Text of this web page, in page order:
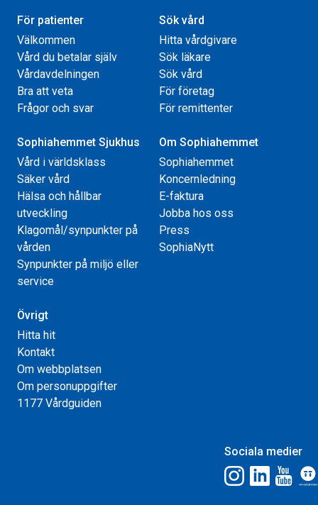
För patienter
Välkommen
Vård du betalar själv
Vårdavdelningen
Bra att veta
Frågor och svar
Sök vård
Hitta vårdgivare
Sök läkare
Sök vård
För företag
För remittenter
Sophiahemmet Sjukhus
Vård i världsklass
Säker vård
Hälsa och hållbar
utveckling
Klagomål/synpunkter på
vården
Synpunkter på miljö eller
service
Om Sophiahemmet
Sophiahemmet
Koncernledning
E-faktura
Jobba hos oss
Press
SophiaNytt
Övrigt
Hitta hit
Kontakt
Om webbplatsen
Om personuppgifter
1177 Vårdguiden
Sociala medier